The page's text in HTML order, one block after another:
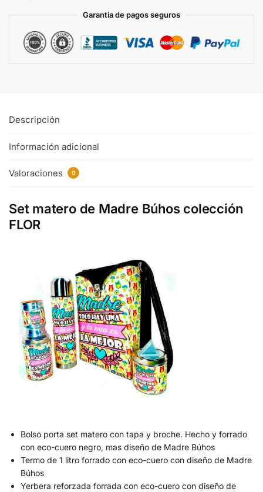
Garantia de pagos seguros
Descripción
Información adicional
Valoraciones 0
Set matero de Madre Búhos colección
FLOR
Bolso porta set matero con tapa y broche. Hecho y forrado
con eco-cuero negro, mas diseño de Madre Búhos
Termo de 1 litro forrado con eco-cuero con diseño de Madre
Búhos
Yerbera reforzada forrada con eco-cuero con diseño de